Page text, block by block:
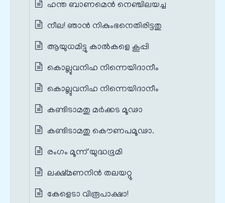
ഹന്ത ബാണമെൻ നെഞ്ചിലയച്ച
നീല! ഞാന്‍ നികുംഭനെതിരിട്ടതു
ആയുധമിട്ടു കാല്‍കളെ കൂപ്പി
കൊല്ലുവനിഹ നിന്നെയിദാനീം
കൊല്ലുവനിഹ നിന്നെയിദാനീം
കണ്ടിടാമതു മര്‍ക്കട മൂഢാ
കണ്ടിടാമതു കൌണപമൂഢാ.
രംഗം മൂന്ന് യുദ്ധഭൂമി
ലക്ഷ്മണനിന്‍ തലയറ്റു
കേളെടാ വിരൂപാക്ഷാ!